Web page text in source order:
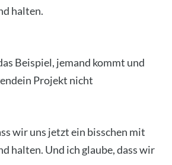
hal­ten.
Bei­spiel, jemand kommt und
Pro­jekt nicht
wir uns jetzt ein biss­chen mit
hal­ten. Und ich glau­be, dass wir